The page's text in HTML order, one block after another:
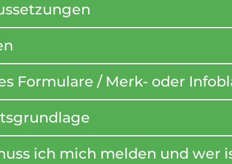
Formulare / Merk- oder
ich mich melden und wer